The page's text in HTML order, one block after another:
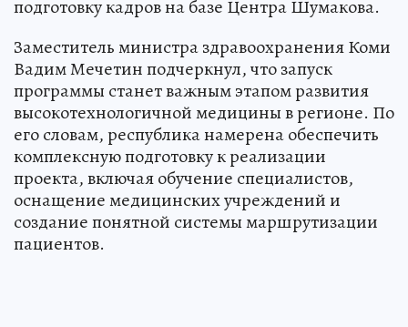
подготовку кадров на базе Центра Шумакова.
Заместитель министра здравоохранения Коми
Вадим Мечетин подчеркнул, что запуск
программы станет важным этапом развития
высокотехнологичной медицины в регионе. По
его словам, республика намерена обеспечить
комплексную подготовку к реализации
проекта, включая обучение специалистов,
оснащение медицинских учреждений и
создание понятной системы маршрутизации
пациентов.